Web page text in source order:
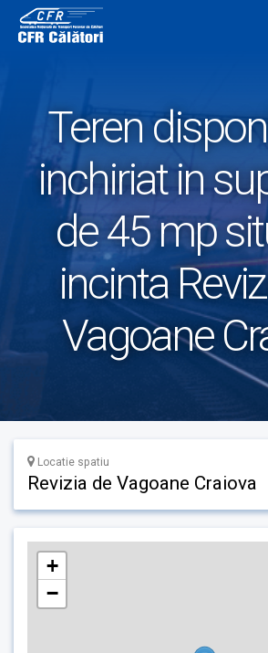
content
Teren
inchiriat in
de 45 mp
incinta
Vagoane
Locatie spatiu
Revizia de Vagoane Craiova
+
−